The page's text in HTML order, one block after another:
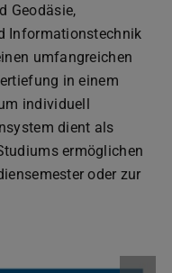
Geodäsie,
Informationstechnik
umfangreichen
in einem
individuell
dient als
ermöglichen
oder zur